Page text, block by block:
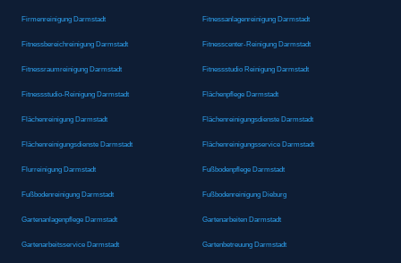
Firmenreinigung Darmstadt Fitnessanlagenreinigung Darmstadt
Fitnessbereichreinigung Darmstadt Fitnesscenter-Reinigung Darmstadt
Fitnessraumreinigung Darmstadt Fitnessstudio Reinigung Darmstadt
Fitnessstudio-Reinigung Darmstadt Flächenpflege Darmstadt
Flächenreinigung Darmstadt Flächenreinigungsdienste Darmstadt
Flächenreinigungsdienste Darmstadt Flächenreinigungsservice Darmstadt
Flurreinigung Darmstadt Fußbodenpflege Darmstadt
Fußbodenreinigung Darmstadt Fußbodenreinigung Dieburg
Gartenanlagenpflege Darmstadt Gartenarbeiten Darmstadt
Gartenarbeitsservice Darmstadt Gartenbetreuung Darmstadt